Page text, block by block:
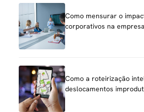
Como mensurar o
corporativos na empresa
Como a roteirização
deslocamentos